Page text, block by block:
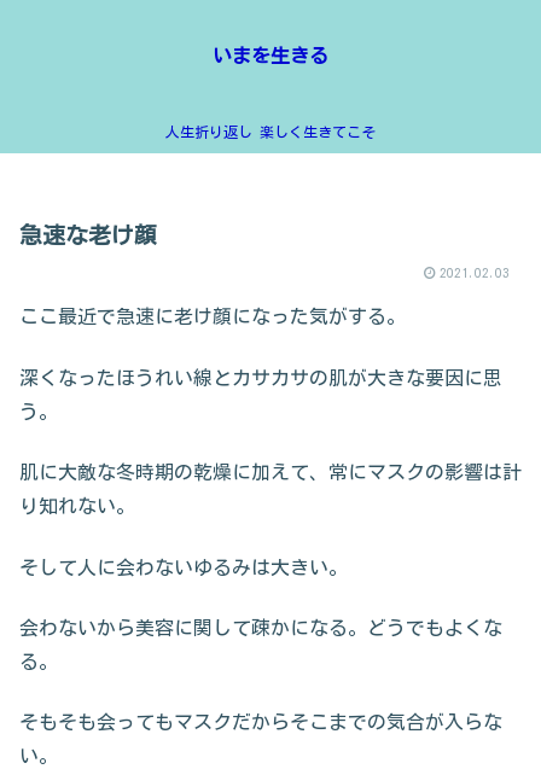
いまを生きる
人生折り返し 楽しく生きてこそ
急速な老け顔
2021.02.03
ここ最近で急速に老け顔になった気がする。
深くなったほうれい線とカサカサの肌が大きな要因に思
う。
肌に大敵な冬時期の乾燥に加えて、常にマスクの影響は計
り知れない。
そして人に会わないゆるみは大きい。
会わないから美容に関して疎かになる。どうでもよくな
る。
そもそも会ってもマスクだからそこまでの気合が入らな
い。